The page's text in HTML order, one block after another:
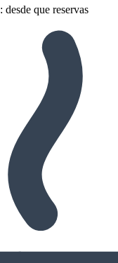
que reservas